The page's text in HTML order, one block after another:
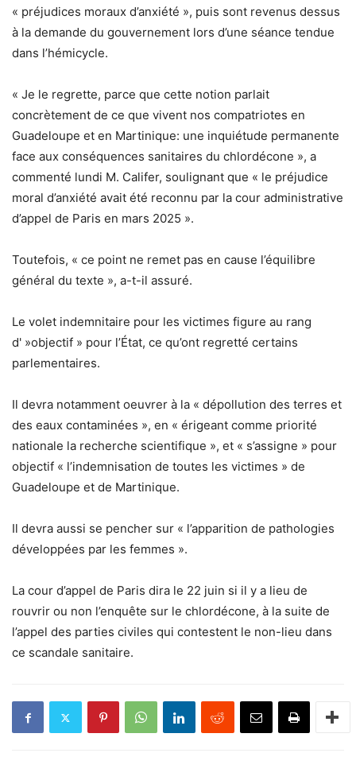
« préjudices moraux d’anxiété », puis sont revenus dessus
à la demande du gouvernement lors d’une séance tendue
dans l’hémicycle.
« Je le regrette, parce que cette notion parlait
concrètement de ce que vivent nos compatriotes en
Guadeloupe et en Martinique: une inquiétude permanente
face aux conséquences sanitaires du chlordécone », a
commenté lundi M. Califer, soulignant que « le préjudice
moral d’anxiété avait été reconnu par la cour administrative
d’appel de Paris en mars 2025 ».
Toutefois, « ce point ne remet pas en cause l’équilibre
général du texte », a-t-il assuré.
Le volet indemnitaire pour les victimes figure au rang
d' »objectif » pour l’État, ce qu’ont regretté certains
parlementaires.
Il devra notamment oeuvrer à la « dépollution des terres et
des eaux contaminées », en « érigeant comme priorité
nationale la recherche scientifique », et « s’assigne » pour
objectif « l’indemnisation de toutes les victimes » de
Guadeloupe et de Martinique.
Il devra aussi se pencher sur « l’apparition de pathologies
développées par les femmes ».
La cour d’appel de Paris dira le 22 juin si il y a lieu de
rouvrir ou non l’enquête sur le chlordécone, à la suite de
l’appel des parties civiles qui contestent le non-lieu dans
ce scandale sanitaire.